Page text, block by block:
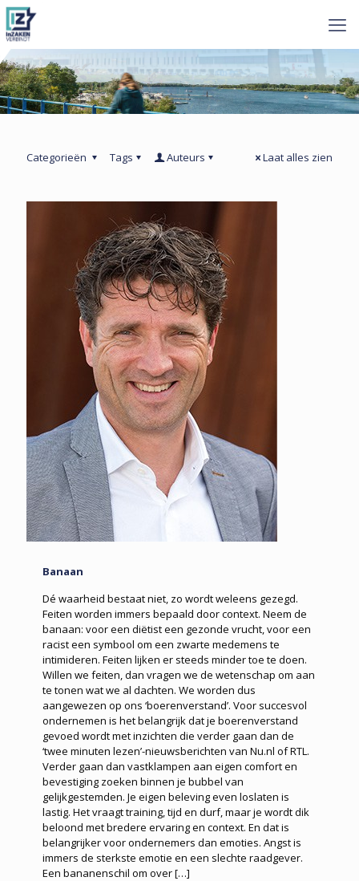
Categorieën Tags Auteurs Laat alles zien
Banaan
Dé waarheid bestaat niet, zo wordt weleens gezegd.
Feiten worden immers bepaald door context. Neem de
banaan: voor een diëtist een gezonde vrucht, voor een
racist een symbool om een zwarte medemens te
intimideren. Feiten lijken er steeds minder toe te doen.
Willen we feiten, dan vragen we de wetenschap om aan
te tonen wat we al dachten. We worden dus
aangewezen op ons ‘boerenverstand’. Voor succesvol
ondernemen is het belangrijk dat je boerenverstand
gevoed wordt met inzichten die verder gaan dan de
‘twee minuten lezen’-nieuwsberichten van Nu.nl of RTL.
Verder gaan dan vastklampen aan eigen comfort en
bevestiging zoeken binnen je bubbel van
gelijkgestemden. Je eigen beleving even loslaten is
lastig. Het vraagt training, tijd en durf, maar je wordt dik
beloond met bredere ervaring en context. En dat is
belangrijker voor ondernemers dan emoties. Angst is
immers de sterkste emotie en een slechte raadgever.
Een bananenschil om over[…]